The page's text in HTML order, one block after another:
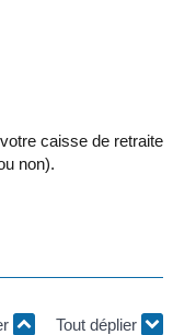
caisse de retraite
non).
Tout déplier